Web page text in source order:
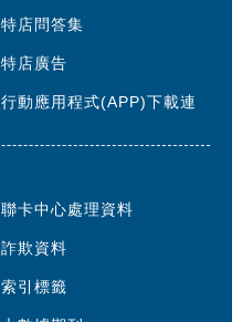
特店問答集
特店廣告
行動應用程式(APP)下載連
聯卡中心處理資料
詐欺資料
索引標籤